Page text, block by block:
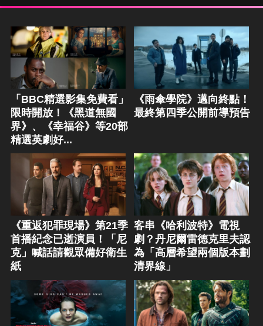
「BBC精選影集免費看」
限時開放！《黑道無國
界》、《幸福谷》等20部
精選英劇好...
《雨傘學院》邁向終點！
最終第四季公開前導預告
《重返犯罪現場》第21季
首播紀念已逝演員！「尼
克」喊話請觀眾備好衛生
紙
客串《哈利波特》電視
劇？丹尼爾雷德克里夫認
為「高層希望兩個版本劃
清界線」